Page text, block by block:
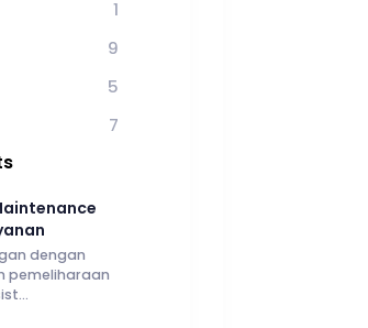
1
9
5
7
dengan
pemeliharaan